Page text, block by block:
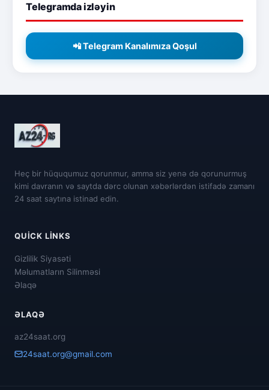
Telegramda izləyin
📲 Telegram Kanalımıza Qoşul
Heç bir hüququmuz qorunmur, amma siz yenə də qorunurmuş
kimi davranın və saytda dərc olunan xəbərlərdən istifadə zamanı
24 saat saytına istinad edin.
QUICK LINKS
Gizlilik Siyasəti
Məlumatların Silinməsi
Əlaqə
ƏLAQƏ
az24saat.org
24saat.org@gmail.com